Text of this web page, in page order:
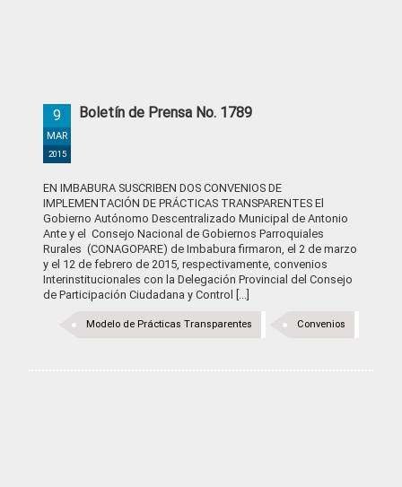
Boletín de Prensa No. 1789
9
MAR
2015
EN IMBABURA SUSCRIBEN DOS CONVENIOS DE
IMPLEMENTACIÓN DE PRÁCTICAS TRANSPARENTES El
Gobierno Autónomo Descentralizado Municipal de Antonio
Ante y el Consejo Nacional de Gobiernos Parroquiales
Rurales (CONAGOPARE) de Imbabura firmaron, el 2 de marzo
y el 12 de febrero de 2015, respectivamente, convenios
Interinstitucionales con la Delegación Provincial del Consejo
de Participación Ciudadana y Control [...]
Convenios
Modelo de Prácticas Transparentes